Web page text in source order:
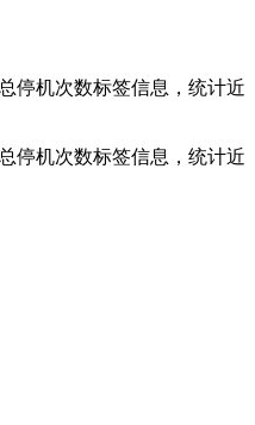
停机次数标签信息，统计近
停机次数标签信息，统计近